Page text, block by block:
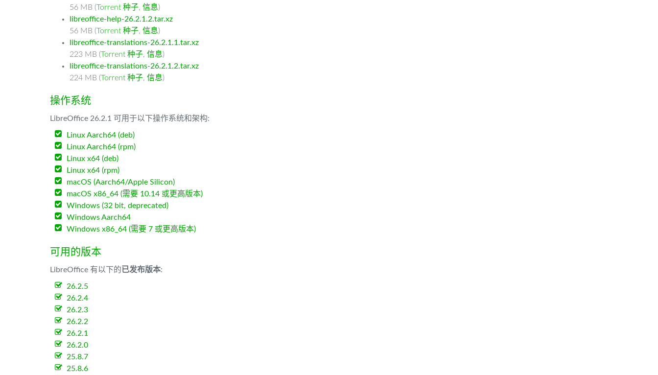
56 MB (Torrent 种子, 信息)
libreoffice-help-26.2.1.2.tar.xz
56 MB (Torrent 种子, 信息)
libreoffice-translations-26.2.1.1.tar.xz
223 MB (Torrent 种子, 信息)
libreoffice-translations-26.2.1.2.tar.xz
224 MB (Torrent 种子, 信息)
操作系统
LibreOffice 26.2.1 可用于以下操作系统和架构:
Linux Aarch64 (deb)
Linux Aarch64 (rpm)
Linux x64 (deb)
Linux x64 (rpm)
macOS (Aarch64/Apple Silicon)
macOS x86_64 (需要 10.14 或更高版本)
Windows (32 bit, deprecated)
Windows Aarch64
Windows x86_64 (需要 7 或更高版本)
可用的版本
LibreOffice 有以下的已发布版本:
26.2.5
26.2.4
26.2.3
26.2.2
26.2.1
26.2.0
25.8.7
25.8.6